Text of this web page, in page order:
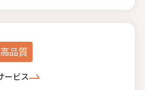
品質
ービス